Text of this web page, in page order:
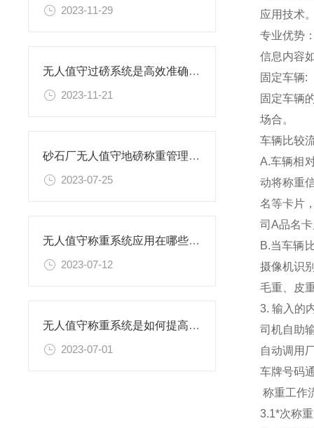
2023-11-29
无人值守过磅系统是高效准确的称重管理
2023-11-21
砂石厂无人值守地磅称重管理系统解读
2023-07-25
无人值守称重系统应用在哪些企业
2023-07-12
无人值守称重系统是如何提高过磅工作效率的
2023-07-01
应用技术
专业优势
信息内容
固定车辆:
固定车辆
场合。
车辆比较
A.车辆相
动将称重
名等卡片
司A品名
B.当车辆
摄像机识
毛重、皮
3. 输入的
司机自助
自动调用
车牌号码
称重工作
3.1*次称